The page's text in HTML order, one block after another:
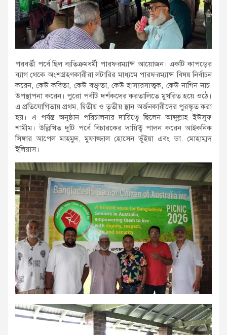
পরবর্তী পর্বে ছিল ব্যতিক্রমধর্মী পারফরম্যান্স আয়োজন। একটি কাপড়ের
ব্যাগ থেকে অংশগ্রহণকারীরা লটারির মাধ্যমে পারফরম্যান্স বিষয় নির্বাচন
করেন, কেউ কবিতা, কেউ বক্তৃতা, কেউ হাস্যরসাত্মক, কেউ নাগিন নাচ
উপস্থাপনা করেন। পুরো পর্বটি দর্শকদের করতালিতে মুখরিত হয়ে ওঠে।
এ প্রতিযোগিতায় প্রথম, দ্বিতীয় ও তৃতীয় স্থান অর্জনকারীদের পুরস্কৃত করা
হয়। এ পর্যন্ত অনুষ্ঠান পরিচালনার দায়িত্বে ছিলেন আব্দুল্লাহ ইউসুফ
শামীম। উল্লিখিত দুটি পর্বে বিচারকের দায়িত্ব পালন করেন আইকনিক
সিঙ্গার আপেল মাহমুদ, মুফাজ্জাল হোসেন ভূঁইয়া এবং ডা. মোহাম্মদ
ইলিয়াস।